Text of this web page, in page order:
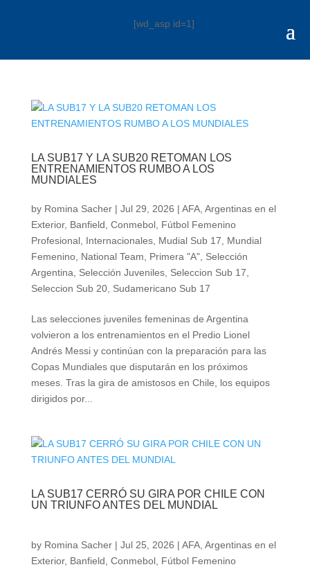
[wd_asp id=1]
LA SUB17 Y LA SUB20 RETOMAN LOS
ENTRENAMIENTOS RUMBO A LOS
MUNDIALES
by Romina Sacher| Jul 29, 2026 | AFA, Argentinas en el
Exterior, Banfield Conmebol, Fútbol Femenino
Profesional, Internacionales, Mudial Sub 17
Mundial
Femenino, National Team Primera "A", Selección
Argentina
Selección Juveniles, Seleccion Sub 17
Seleccion Sub 20, Sudamericano Sub 17
Las selecciones juveniles femeninas de Argentina
volvieron a los entrenamientos en el Predio Lionel
Andrés Messi y continúan con la preparación para las
Copas Mundiales que disputarán en los próximos
meses. Tras la gira de amistosos en Chile, los equipos
dirigidos por...
LA SUB17 CERRÓ SU GIRA POR CHILE CON
UN TRIUNFO ANTES DEL MUNDIAL
by Romina Sacher| Jul 25, 2026 | AFA, Argentinas en el
Exterior, Banfield Conmebol, Fútbol Femenino